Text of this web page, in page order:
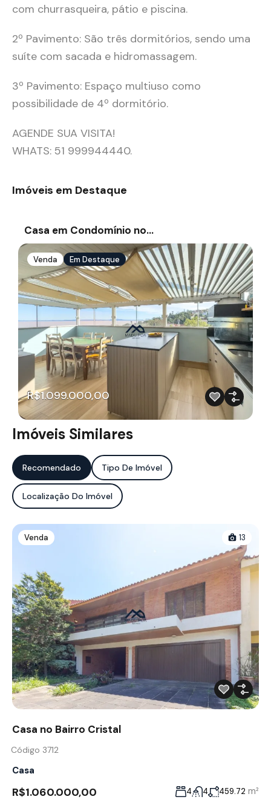
com churrasqueira, pátio e piscina.
2º Pavimento: São três dormitórios, sendo uma
suíte com sacada e hidromassagem.
3º Pavimento: Espaço multiuso como
possibilidade de 4º dormitório.
AGENDE SUA VISITA!
WHATS: 51 999944440.
Imóveis em Destaque
Casa em Condomínio no…
Venda Em Destaque
R$1.099.000,00
Imóveis Similares
Recomendado Tipo De Imóvel
Localização Do Imóvel
Venda 13
Casa no Bairro Cristal
Código 3712
Casa
R$1.060.000,00 4 4 459.72 m²